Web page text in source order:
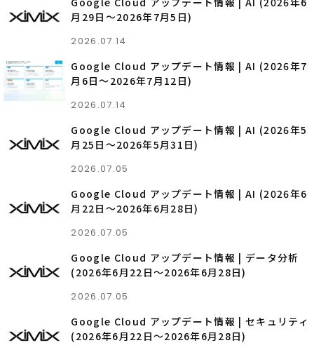
月29日〜2026年7月5日)
2026.07.14
Google Cloud アップデート情報 | AI (2026年7
月6日〜2026年7月12日)
2026.07.14
Google Cloud アップデート情報 | AI (2026年5
月25日〜2026年5月31日)
2026.07.05
Google Cloud アップデート情報 | AI (2026年6
月22日〜2026年6月28日)
2026.07.05
Google Cloud アップデート情報 | データ分析
(2026年6月22日〜2026年6月28日)
2026.07.05
Google Cloud アップデート情報 | セキュリティ
(2026年6月22日〜2026年6月28日)